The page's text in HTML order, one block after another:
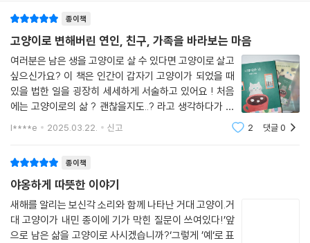
고양이가 되어도 변치 않는 존재의 고유함
통념을 전복하며 던지는 사랑의 본질에 관한 다채로운 물음들
사랑하는 마음은 똑같은데도 너무 많은 것이 달라졌다. 홀가분하다. 사랑
이 그저 사랑이라는 것에서 나는 안도감을 느낀다. 내가 아무것도 증명할
필요 없고, 상대방에게 무언가를 요구할 필요도 없다는 것이. 함께 있는 것
가 된 나의 입장〉, p. 196)
《고양이와 나》에는 크게 세 마리의 고양이가 등장한다. 새해 정각, 거대 고
양이가 내민 종이를 건네받고 “앞으로 낢은 삶을 고양이로 사시겠습니
까?”라는 질문에 “예”를 선택해 고양이로 변한 사람들이다.
종이책
고양이로 변해버린 연인, 친구, 가족을 바라보는 마음
여러분은 남은 생을 고양이로 살 수 있다면 고양이로 살고
싶으신가요? 이 책은 인간이 갑자기 고양이가 되었을 때
있을 법한 일을 굉장히 세세하게 서술하고 있어요 ! 처음
에는 고양이로의 삶 ? 괜찮을지도..? 라고 생각하다가 점
점 디테일해지는 설정들(예를 들면 고양이가 되어버린 인
l****e 2025.03.22. 신고 2 댓글0
종이책
야옹하게 따뜻한 이야기
새해를 알리는 보신각 소리와 함께 나타난 거대 고양이.거
대 고양이가 내민 종이에 기가 막힌 질문이 쓰여있다!’앞
으로 남은 삶을 고양이로 사시겠습니까?‘그렇게 ’예‘로 표